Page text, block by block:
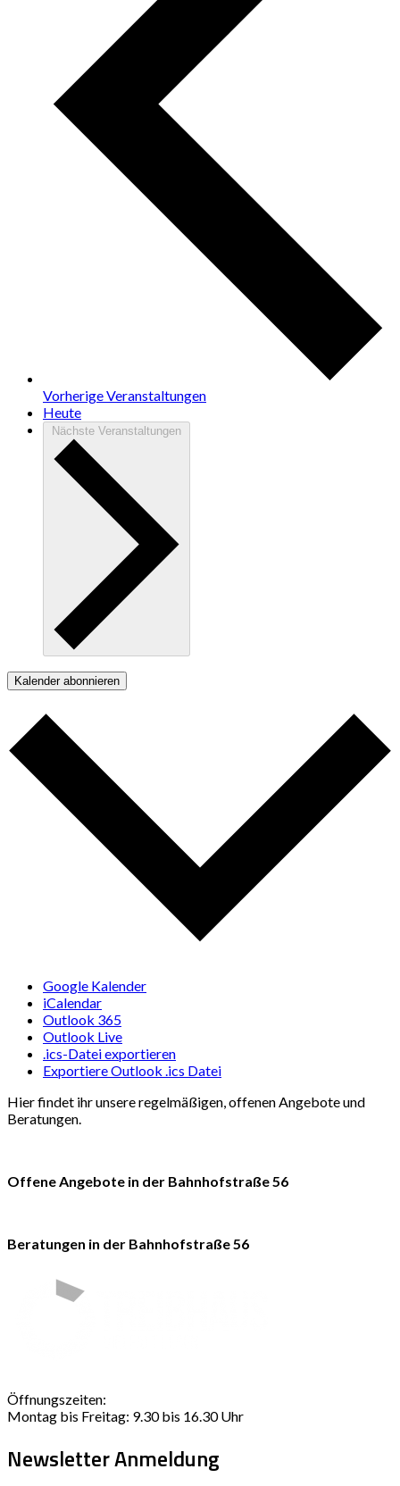
VorherigeVeranstaltungen
Heute
Nächste Veranstaltungen
Kalender abonnieren
Google Kalender
iCalendar
Outlook 365
Outlook Live
.ics-Datei exportieren
Exportiere Outlook .ics Datei
Hier findet ihr unsere regelmäßigen, offenen Angebote und
Beratungen.
Offene Angebote in der Bahnhofstraße 56
Beratungen in der Bahnhofstraße 56
Öffnungszeiten:
Montag bis Freitag: 9.30 bis 16.30 Uhr
Newsletter Anmeldung